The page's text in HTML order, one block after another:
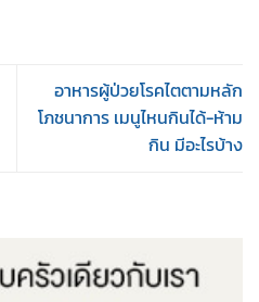
อาหารผู้ป่วยโรคไตตามหลัก
โภชนาการ เมนูไหนกินได้-ห้าม
กิน มีอะไรบ้าง